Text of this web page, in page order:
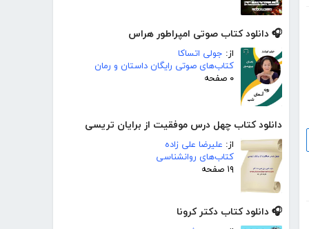
🎧 دانلود کتاب صوتی امپراطور هراس
از: جولی اتساکا
کتاب‌های صوتی رایگان داستان و رمان
۰ صفحه
دانلود کتاب چهل درس موفقیت از برایان تریسی
از: علیرضا علی زاده
کتاب‌های روانشناسی
۱۹ صفحه
🎧 دانلود کتاب دکتر کرونا